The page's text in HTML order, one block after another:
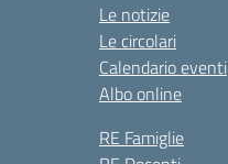
Le notizie
Le circolari
Calendario eventi
Albo online
RE Famiglie